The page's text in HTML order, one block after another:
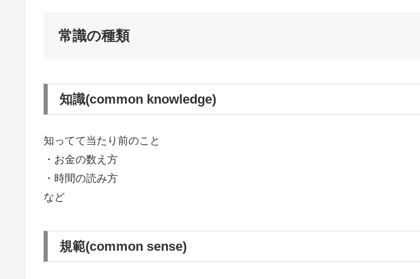
常識の種類
知識(common knowledge)
知ってて当たり前のこと
・お金の数え方
・時間の読み方
など
規範(common sense)